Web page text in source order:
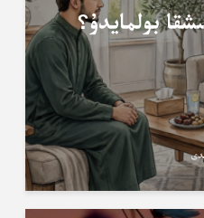
بولمايدۇ؟